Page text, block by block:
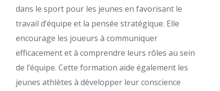
dans le sport pour les jeunes en favorisant le
travail d’équipe et la pensée stratégique. Elle
encourage les joueurs à communiquer
efficacement et à comprendre leurs rôles au sein
de l’équipe. Cette formation aide également les
jeunes athlètes à développer leur conscience